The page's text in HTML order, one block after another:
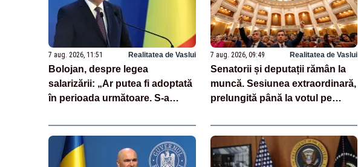
7 aug. 2026, 11:51 Realitatea de Vaslui
Bolojan, despre legea
salarizării: „Ar putea fi adoptată
în perioada următoare. S-a
unor discursuri iresponsabile în
spaţiul public”
7 aug. 2026, 09:49 Realitatea de Vaslui
Senatorii și deputații rămân la
muncă. Sesiunea extraordinară,
prelungită până la votul pe